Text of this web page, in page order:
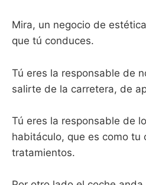
Mira, un negocio de
que tú conduces.
Tú eres la responsable de
salirte de la carretera, de
Tú eres la responsable de
habitáculo, que es como tu
tratamientos.